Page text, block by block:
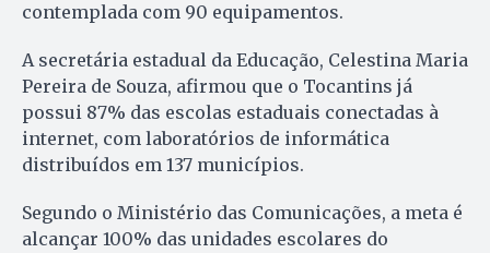
contemplada com 90 equipamentos.
A secretária estadual da Educação, Celestina Maria
Pereira de Souza, afirmou que o Tocantins já
possui 87% das escolas estaduais conectadas à
internet, com laboratórios de informática
distribuídos em 137 municípios.
Segundo o Ministério das Comunicações, a meta é
alcançar 100% das unidades escolares do